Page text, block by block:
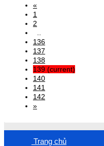
«
1
2
136
137
138
139 (current)
140
141
142
»
Trang chủ